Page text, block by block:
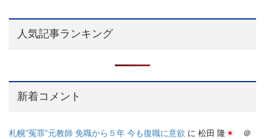
人気記事ランキング
新着コメント
札幌”冤罪”元教師 免職から５年 今も復職に意欲 に 松田 隆
＠